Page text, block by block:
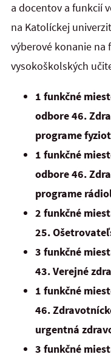
a docentov a funkcií
na Katolíckej
výberové konanie na
vysokoškolských
1 funkčné
odbore 46.
programe
1 funkčné
odbore 46.
programe
2 funkčné
25.
3 funkčné
43. Verejné
1 funkčné
46.
urgentná
3 funkčné